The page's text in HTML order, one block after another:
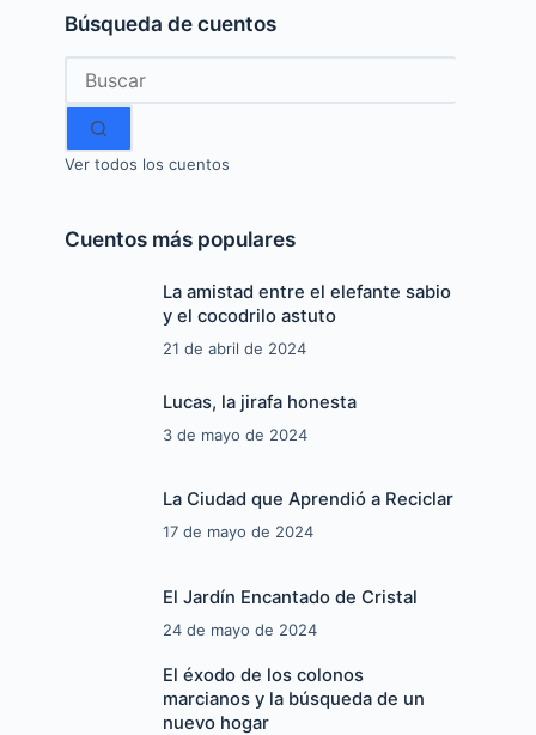
Búsqueda de cuentos
Sin
resultados
Ver todos los cuentos
Cuentos más populares
La amistad entre el elefante sabio
y el cocodrilo astuto
21 de abril de 2024
Lucas, la jirafa honesta
3 de mayo de 2024
La Ciudad que Aprendió a Reciclar
17 de mayo de 2024
El Jardín Encantado de Cristal
24 de mayo de 2024
El éxodo de los colonos
marcianos y la búsqueda de un
nuevo hogar